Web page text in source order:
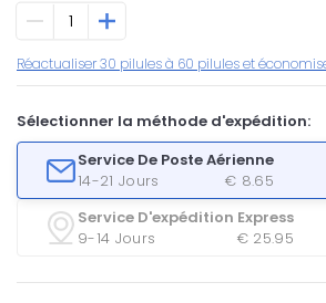
Réactualiser 30 pilules à 60 pilules et
Sélectionner la méthode d'expédition:
Service De Poste Aérienne
14-21 Jours
€ 8.65
Service D'expédition Express
9-14 Jours
€ 25.95